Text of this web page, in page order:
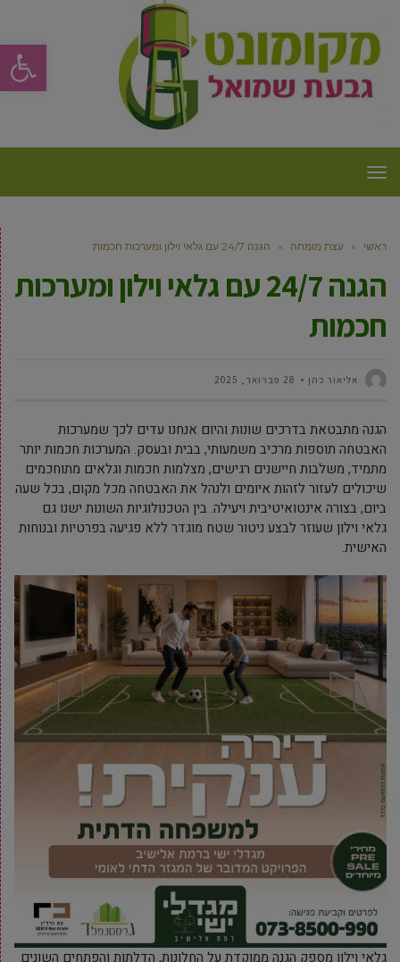
פתח
תפריט
ראשי » עצת מומחה » הגנה 24/7 עם גלאי וילון ומערכות חכמות
הגנה 24/7 עם גלאי וילון ומערכות
חכמות
28 פברואר, 2025
הגנה מתבטאת בדרכים שונות והיום אנחנו עדים לכך שמערכות
האבטחה תוספות מרכיב משמעותי, בבית ובעסק. המערכות חכמות יותר
מתמיד, משלבות חיישנים רגישים, מצלמות חכמות וגלאים מתוחכמים
שיכולים לעזור לזהות איומים ולנהל את האבטחה מכל מקום, בכל שעה
ביום, בצורה אינטואיטיבית ויעילה. בין הטכנולוגיות השונות ישנו גם
גלאי וילון שעוזר לבצע ניטור שטח מוגדר ללא פגיעה בפרטיות ובנוחות
האישית.
גלאי וילון מספק הגנה ממוקדת על החלונות, הדלתות והפתחים השונים